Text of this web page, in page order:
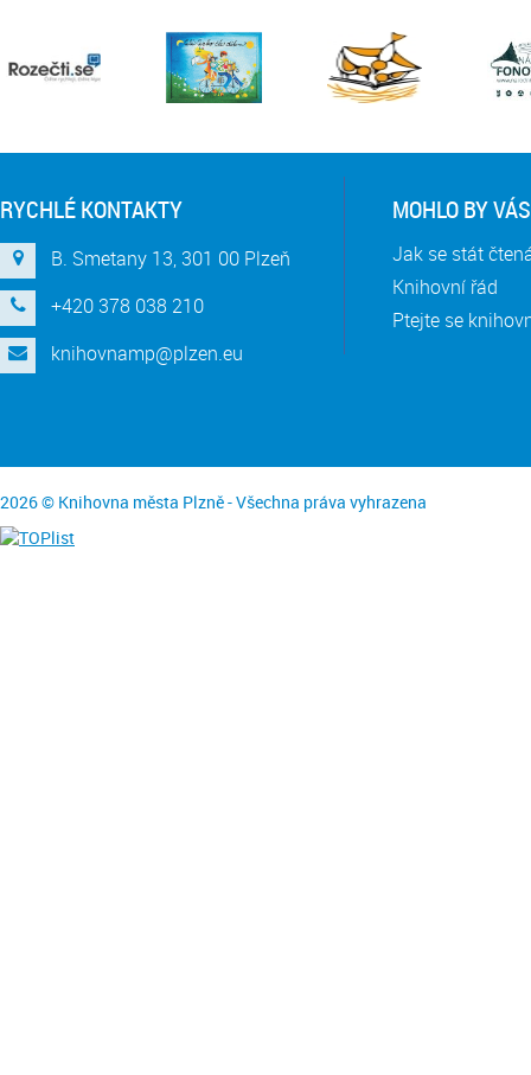
RYCHLÉ KONTAKTY
B. Smetany 13, 301 00 Plzeň
+420 378 038 210
knihovnamp@plzen.eu
MOHLO BY
Jak se stát
Knihovní řád
Ptejte se
2026 © Knihovna města Plzně - Všechna práva vyhrazena